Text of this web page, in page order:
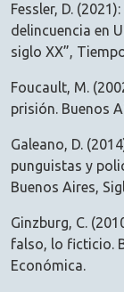
Fessler, D.
delincuencia en
siglo XX”,
Foucault, M.
prisión. Buenos
Galeano, D.
punguistas y
Buenos Aires,
Ginzburg, C.
falso, lo ficticio.
Económica.